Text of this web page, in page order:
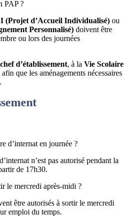
PAP ?
(Projet d’Accueil Individualisé) ou
Personnalisé) doivent être
ou lors des journées
chef d’établissement, à la Vie Scolaire
afin que les aménagements nécessaires
d’internat en journée ?
n’est pas autorisé pendant la
de 17h30.
le mercredi après-midi ?
être autorisés à sortir le mercredi
emploi du temps.